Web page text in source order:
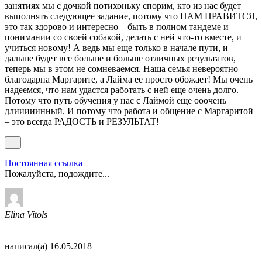
занятиях мы с дочкой потихоньку спорим, кто из нас будет
выполнять следующее задание, потому что НАМ НРАВИТСЯ,
это так здорово и интересно – быть в полном тандеме и
понимании со своей собакой, делать с ней что-то вместе, и
учиться новому! А ведь мы еще только в начале пути, и
дальше будет все больше и больше отличных результатов,
теперь мы в этом не сомневаемся. Наша семья невероятно
благодарна Маргарите, а Лайма ее просто обожает! Мы очень
надеемся, что нам удастся работать с ней еще очень долго.
Потому что путь обучения у нас с Лаймой еще ооочень
длииииинный. И потому что работа и общение с Маргаритой
– это всегда РАДОСТЬ и РЕЗУЛЬТАТ!
этот
в
другое
Постоянная ссылка
Пожалуйста, подождите...
Elina Vitols
написал(а) 16.05.2018